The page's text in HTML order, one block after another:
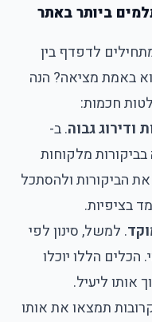
ביותר באתר
לדפדף בין
באמת מציאה? הנה
חכמות:
ודירוג גבוה. ב-
מלקוחות
הביקורות ולהסתכל
בציפיות.
. למשל, סינון לפי
הכלים הללו יוכלו
אותו ליעיל.
תמצאו את אותו